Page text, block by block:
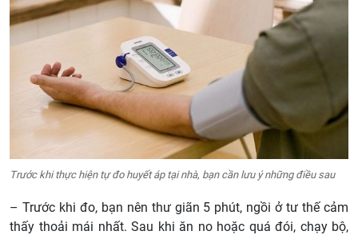
Trước khi thực hiện tự đo huyết áp tại nhà, bạn cần lưu ý những điều sau
– Trước khi đo, bạn nên thư giãn 5 phút, ngồi ở tư thế cảm
thấy thoải mái nhất. Sau khi ăn no hoặc quá đói, chạy bộ,